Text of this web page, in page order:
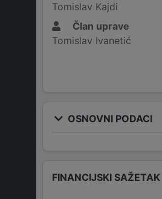
Tomislav Kajdi
Član uprave
Tomislav Ivanetić
OSNOVNI PODACI
FINANCIJSKI SAŽETAK